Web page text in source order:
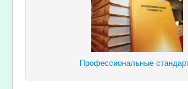
Профессиональные